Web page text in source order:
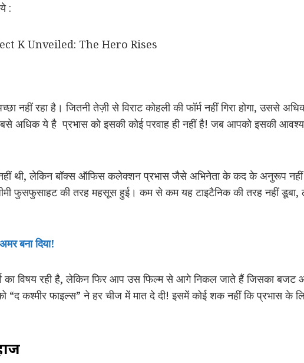
:
नहीं रहा है। जितनी तेज़ी से विराट कोहली की फॉर्म नहीं गिरा होगा, उससे
सबसे अधिक ये है प्रभास को इसकी कोई परवाह ही नहीं है! जब आपको इसकी
थी, लेकिन बॉक्स ऑफिस कलेक्शन प्रभास जैसे अभिनेता के कद के अनुरूप नहीं
फुसफुसाहट की तरह महसूस हुई। कम से कम यह टाइटैनिक की तरह नहीं
बना दिया!
का विषय रही है, लेकिन फिर आप उस फिल्म से आगे निकल जाते हैं जिसका
“द कश्मीर फाइल्स” ने हर चीज में मात दे दी! इसमें कोई शक नहीं कि प्रभास के